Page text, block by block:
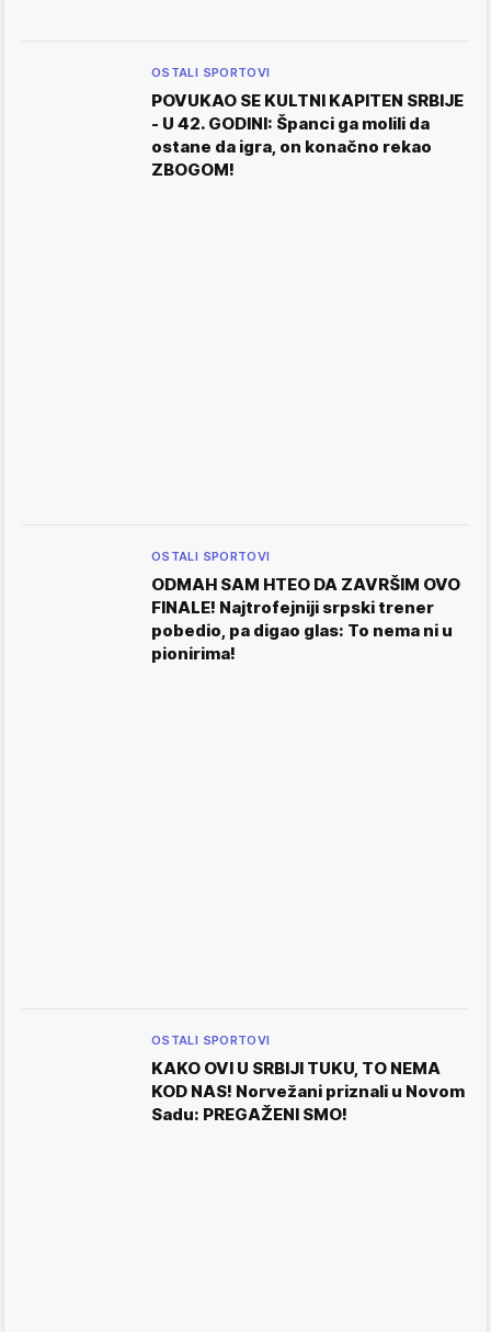
OSTALI SPORTOVI
POVUKAO SE KULTNI KAPITEN SRBIJE
- U 42. GODINI: Španci ga molili da
ostane da igra, on konačno rekao
ZBOGOM!
OSTALI SPORTOVI
ODMAH SAM HTEO DA ZAVRŠIM OVO
FINALE! Najtrofejniji srpski trener
pobedio, pa digao glas: To nema ni u
pionirima!
OSTALI SPORTOVI
KAKO OVI U SRBIJI TUKU, TO NEMA
KOD NAS! Norvežani priznali u Novom
Sadu: PREGAŽENI SMO!